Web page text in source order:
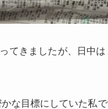
てきましたが、日中
な目標にしていた私